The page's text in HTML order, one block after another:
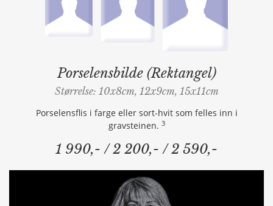
Porselensbilde (Rektangel)
Størrelse: 10x8cm, 12x9cm, 15x11cm
Porselensflis i farge eller sort-hvit som felles inn i
gravsteinen. 3
1 990,- / 2 200,- / 2 590,-